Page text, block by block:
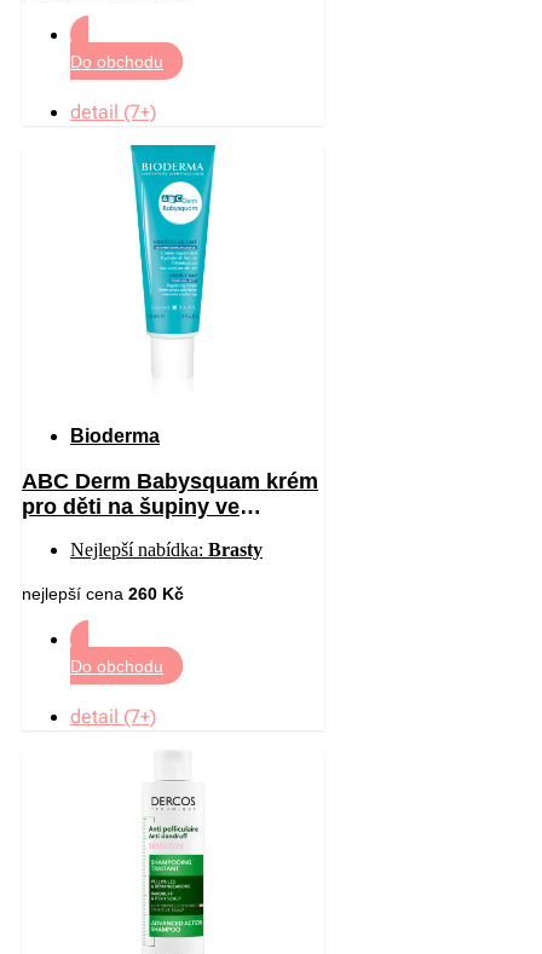
Do obchodu
detail (7+)
Bioderma
ABC Derm Babysquam krém
pro děti na šupiny ve
Nejlepší nabídka: Brasty
nejlepší cena 260 Kč
Do obchodu
detail (7+)